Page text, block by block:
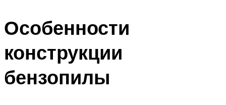
Особенности
конструкции
бензопилы